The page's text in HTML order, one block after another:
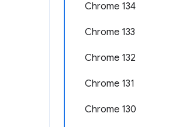
Chrome 134
Chrome 133
Chrome 132
Chrome 131
Chrome 130